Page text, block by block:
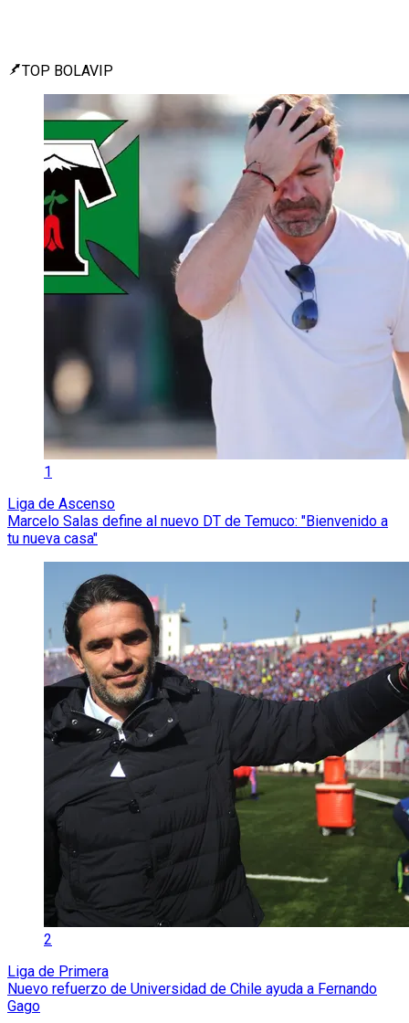
TOP BOLAVIP
1
Liga de Ascenso
Marcelo Salas define al nuevo DT de Temuco: "Bienvenido a
tu nueva casa"
2
Liga de Primera
Nuevo refuerzo de Universidad de Chile ayuda a Fernando
Gago